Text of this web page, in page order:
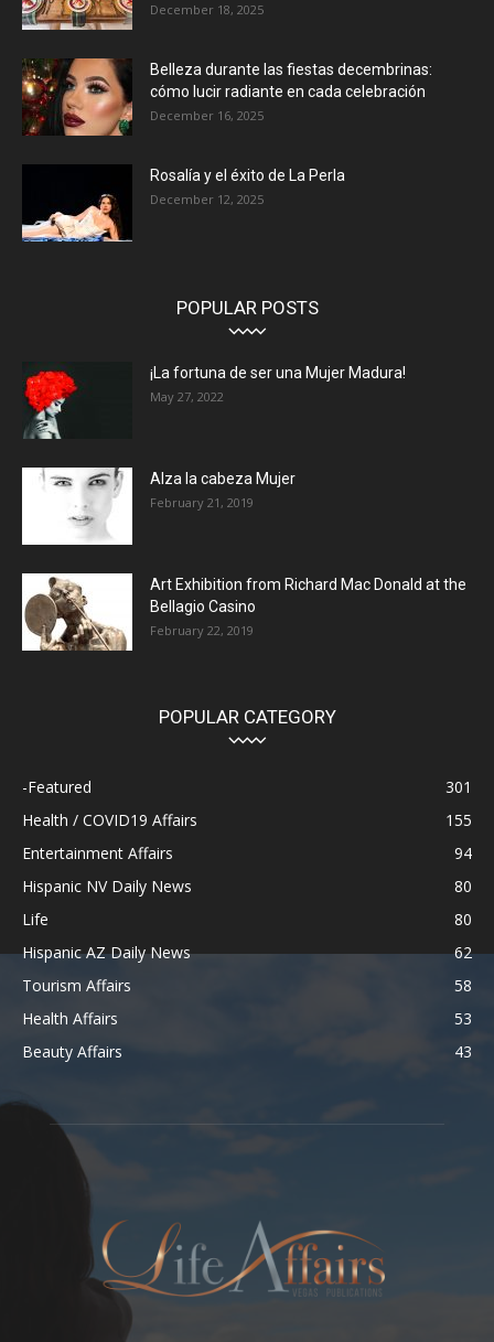
December 18, 2025
Belleza durante las fiestas decembrinas:
cómo lucir radiante en cada celebración
December 16, 2025
Rosalía y el éxito de La Perla
December 12, 2025
POPULAR POSTS
¡La fortuna de ser una Mujer Madura!
May 27, 2022
Alza la cabeza Mujer
February 21, 2019
Art Exhibition from Richard Mac Donald at the
Bellagio Casino
February 22, 2019
POPULAR CATEGORY
-Featured
301
Health / COVID19 Affairs
155
Entertainment Affairs
94
Hispanic NV Daily News
80
Life
80
Hispanic AZ Daily News
62
Tourism Affairs
58
Health Affairs
53
Beauty Affairs
43